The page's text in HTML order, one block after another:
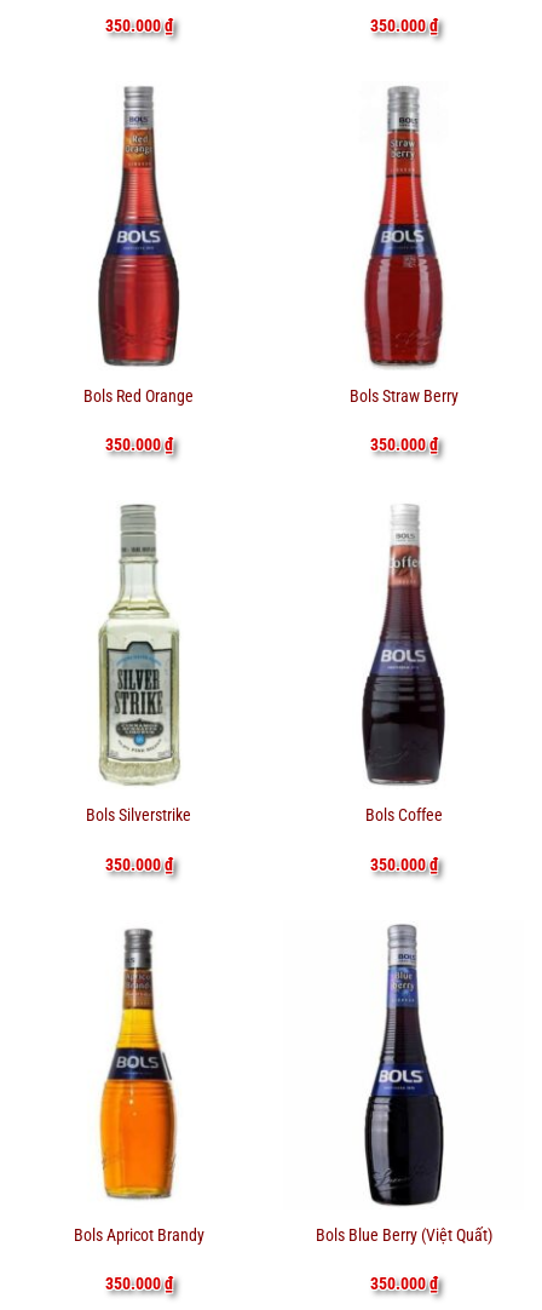
350.000₫ 350.000₫
Bols Red Orange
350.000₫
Bols Straw Berry
350.000₫
Bols Silverstrike
350.000₫
Bols Coffee
350.000₫
Bols Apricot Brandy
350.000₫
Bols Blue Berry (Việt Quất)
350.000₫